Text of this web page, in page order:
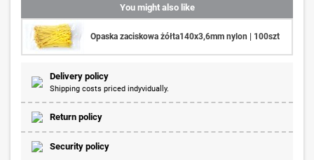
You might also like
Opaska zaciskowa żółta140x3,6mm nylon | 100szt
Delivery policy
Shipping costs priced indyvidually.
Return policy
Security policy